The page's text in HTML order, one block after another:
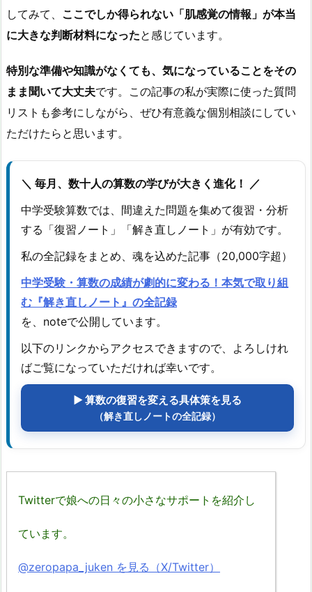
してみて、 ここでしか得られない「肌感覚の情報」が本当
に大きな判断材料になったと感じています。
特別な準備や知識がなくても、気になっていることをその
まま聞いて大丈夫です。この記事の私が実際に使った質問
リストも参考にしながら、ぜひ有意義な個別相談にしてい
ただけたらと思います。
＼ 毎月、数十人の算数の学びが大きく進化！ ／
中学受験算数では、間違えた問題を集めて復習・分析
する「復習ノート」「解き直しノート」が有効です。
私の全記録をまとめ、魂を込めた記事（20,000字超）
中学受験・算数の成績が劇的に変わる！本気で取り組
む『解き直しノート』の全記録
を、noteで公開しています。
以下のリンクからアクセスできますので、よろしけれ
ばご覧になっていただければ幸いです。
▶ 算数の復習を変える具体策を見る
（解き直しノートの全記録）
Twitterで娘への日々の小さなサポートを紹介し
ています。
@zeropapa_juken を見る（X/Twitter）